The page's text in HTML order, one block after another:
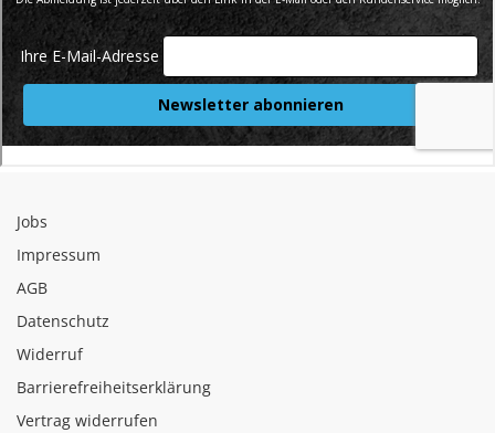
Jobs
Impressum
AGB
Datenschutz
Widerruf
Barrierefreiheitserklärung
Vertrag widerrufen